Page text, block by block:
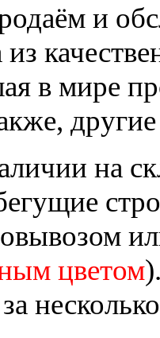
и
из
в мире
на
цветом